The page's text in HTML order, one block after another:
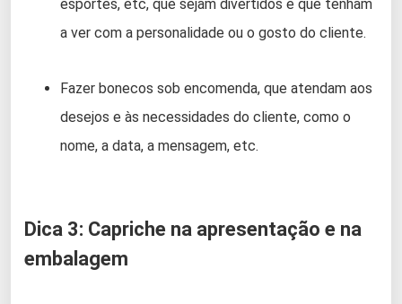
esportes, etc, que sejam divertidos e que tenham
a ver com a personalidade ou o gosto do cliente.
Fazer bonecos sob encomenda, que atendam aos
desejos e às necessidades do cliente, como o
nome, a data, a mensagem, etc.
Dica 3: Capriche na apresentação e na
embalagem